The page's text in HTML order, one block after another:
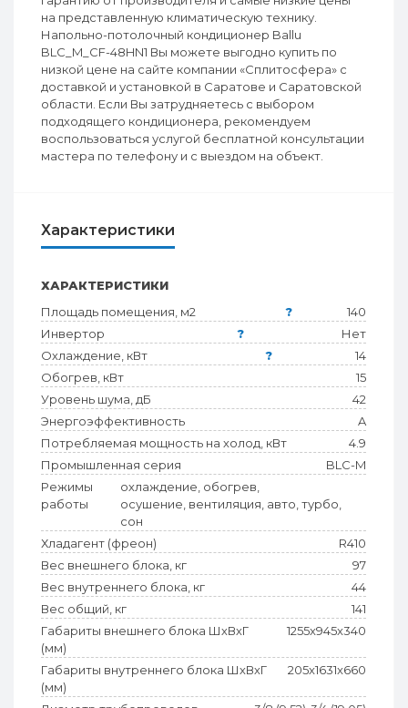
на представленную климатическую технику.
Напольно-потолочный кондиционер Ballu
BLC_M_CF-48HN1 Вы можете выгодно купить по
низкой цене на сайте компании «Сплитосфера» с
доставкой и установкой в Саратове и Саратовской
области. Если Вы затрудняетесь с выбором
подходящего кондиционера, рекомендуем
воспользоваться услугой бесплатной консультации
мастера по телефону и с выездом на объект.
Характеристики
ХАРАКТЕРИСТИКИ
Площадь помещения, м2
?
140
Инвертор
?
Нет
Охлаждение, кВт
?
14
Обогрев, кВт
15
Уровень шума, дБ
42
Энергоэффективность
A
Потребляемая мощность на холод, кВт
4.9
Промышленная серия
BLC-M
Режимы
работы
охлаждение, обогрев,
осушение, вентиляция, авто, турбо,
сон
Хладагент (фреон)
R410
Вес внешнего блока, кг
97
Вес внутреннего блока, кг
44
Вес общий, кг
141
Габариты внешнего блока ШхВхГ
(мм)
1255x945x340
Габариты внутреннего блока ШхВхГ
(мм)
205x1631x660